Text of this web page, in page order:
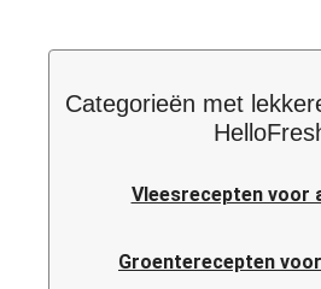
Categorieën met
Vleesrecepten voor
Groenterecepten